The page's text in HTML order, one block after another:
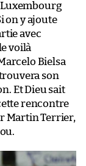
Luxembourg
on y ajoute
avec
voilà
Bielsa
son
Et Dieu sait
rencontre
Martin Terrier,